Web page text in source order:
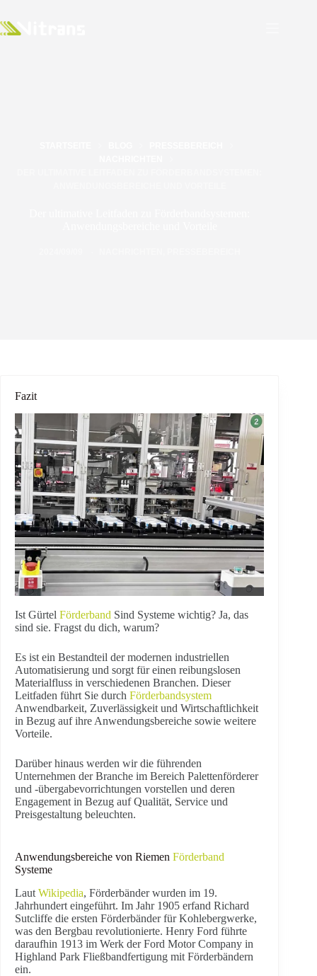
Fazit
Ist Gürtel Förderband Sind Systeme wichtig? Ja, das
sind sie. Fragst du dich, warum?
Es ist ein Bestandteil der modernen industriellen
Automatisierung und sorgt für einen reibungslosen
Materialfluss in verschiedenen Branchen. Dieser
Leitfaden führt Sie durch Förderbandsystem
Anwendbarkeit, Zuverlässigkeit und Wirtschaftlichkeit
in Bezug auf ihre Anwendungsbereiche sowie weitere
Vorteile.
Darüber hinaus werden wir die führenden
Unternehmen der Branche im Bereich Palettenförderer
und -übergabevorrichtungen vorstellen und deren
Engagement in Bezug auf Qualität, Service und
Preisgestaltung beleuchten.
Anwendungsbereiche von Riemen Förderband
Systeme
Laut Wikipedia, Förderbänder wurden im 19.
Jahrhundert eingeführt. Im Jahr 1905 erfand Richard
Sutcliffe die ersten Förderbänder für Kohlebergwerke,
was den Bergbau revolutionierte. Henry Ford führte
daraufhin 1913 im Werk der Ford Motor Company in
Highland Park Fließbandfertigung mit Förderbändern
ein.